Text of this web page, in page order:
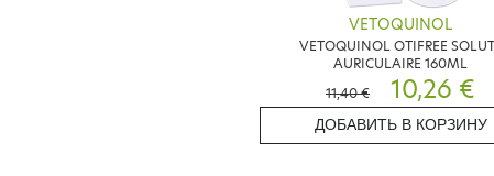
VETOQUINOL
VETOQUINOL OTIFREE
AURICULAIRE 160ML
11,40 €
10,26 €
ДОБАВИТЬ В КОРЗИНУ